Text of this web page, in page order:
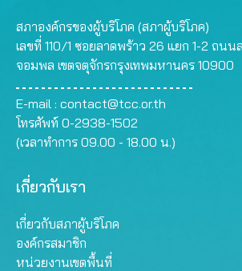
สภาองค์กรของผู้บริโภค (สภาผู้บริโภค)
เลขที่ 110/1 ซอยลาดพร้าว 26 แยก 1-2 ถนน
จอมพล เขตจตุจักรกรุงเทพมหานคร 10900
E-mail : contact@tcc.or.th
โทรศัพท์ 0-2938-1502
(เวลาทำการ 09.00 - 18.00 น.)
เกี่ยวกับเรา
เกี่ยวกับสภาผู้บริโภค
องค์กรสมาชิก
หน่วยงานเขตพื้นที่